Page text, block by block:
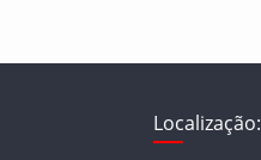
Localização: